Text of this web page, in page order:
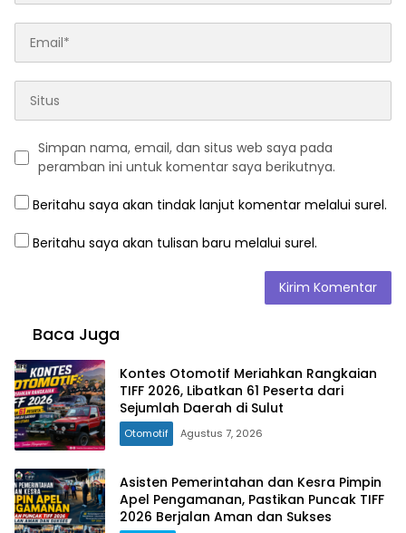
Simpan nama, email, dan situs web saya pada
peramban ini untuk komentar saya berikutnya.
Beritahu saya akan tindak lanjut komentar melalui surel.
Beritahu saya akan tulisan baru melalui surel.
Baca Juga
Kontes Otomotif Meriahkan Rangkaian
TIFF 2026, Libatkan 61 Peserta dari
Sejumlah Daerah di Sulut
Otomotif Agustus 7, 2026
Asisten Pemerintahan dan Kesra Pimpin
Apel Pengamanan, Pastikan Puncak TIFF
2026 Berjalan Aman dan Sukses